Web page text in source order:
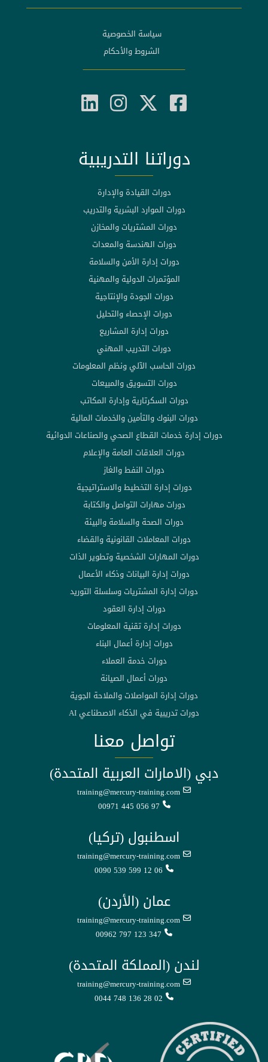
سياسة الخصوصية
الشروط والأحكام
دوراتنا التدريبية
دورات القيادة والإدارة
دورات الموارد البشرية والتدريب
دورات المشتريات والمخازن
دورات الهندسة والمعدات
دورات إدارة الأمن والسلامة
المؤتمرات الدولية والمهنية
دورات الجودة والإنتاجية
دورات الإحصاء والتحليل
دورات إدارة المشاريع
دورات التدريب المهني
دورات الحاسب الآلي ونظم المعلومات
دورات التسويق والمبيعات
دورات السكرتارية وإدارة المكاتب
دورات البنوك والتأمين والخدمات المالية
دورات إدارة خدمات القطاع الصحي والصناعات الدوائية
دورات العلاقات العامة والإعلام
دورات النفط والغاز
دورات إدارة التخطيط والاستراتيجية
دورات مهارات التواصل والكتابة
دورات الصحة والسلامة والبيئة
دورات المعاملات القانونية والقضاء
دورات المهارات الشخصية وتطوير الذات
دورات إدارة البيانات وذكاء الأعمال
دورات إدارة المشتريات وسلسلة التوريد
دورات إدارة العقود
دورات إدارة تقنية المعلومات
دورات إدارة أعمال البناء
دورات خدمة العملاء
دورات أعمال الصيانة
دورات إدارة المواصلات والملاحة الجوية
دورات تدريبية في الذكاء الاصطناعي AI
تواصل معنا
دبي (الامارات العربية المتحدة)
training@mercury-training.com
00971 445 056 97
اسطنبول (تركيا)
training@mercury-training.com
0090 539 599 12 06
عمان (الأردن)
training@mercury-training.com
00962 797 123 347
لندن (المملكة المتحدة)
training@mercury-training.com
0044 748 136 28 02